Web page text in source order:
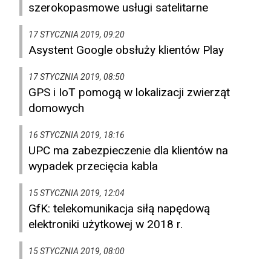
szerokopasmowe usługi satelitarne
17 STYCZNIA 2019, 09:20
Asystent Google obsłuży klientów Play
17 STYCZNIA 2019, 08:50
GPS i IoT pomogą w lokalizacji zwierząt
domowych
16 STYCZNIA 2019, 18:16
UPC ma zabezpieczenie dla klientów na
wypadek przecięcia kabla
15 STYCZNIA 2019, 12:04
GfK: telekomunikacja siłą napędową
elektroniki użytkowej w 2018 r.
15 STYCZNIA 2019, 08:00